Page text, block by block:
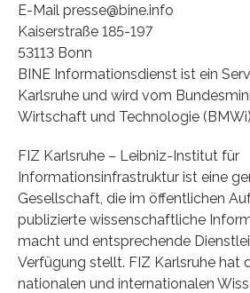
E-Mail presse@bine.info
Kaiserstraße 185-197
53113 Bonn
BINE Informationsdienst ist ein
Karlsruhe und wird vom
Wirtschaft und Technologie
FIZ Karlsruhe – Leibniz-Institut für
Informationsinfrastruktur ist eine
Gesellschaft, die im öffentlichen
publizierte wissenschaftliche
macht und entsprechende
Verfügung stellt. FIZ Karlsruhe hat
nationalen und internationalen